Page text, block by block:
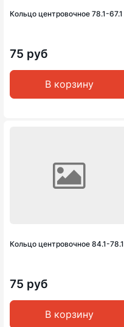
Кольцо центровочное 78.1-67.1
75 руб
В корзину
Кольцо центровочное 84.1-78.1
75 руб
В корзину